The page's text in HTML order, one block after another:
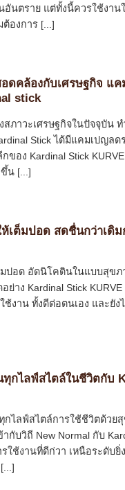
นอันตราย แต่ทั้งนี้ควรใช้งา
องการ [...]
ดคล้องกับเศรษฐกิจ แ
stick
สภาวะเศรษฐกิจในปัจจุบัน
Stick ได้มีแคมเปญล
ของ Kardinal Stick
น [...]
เต็มปอด สดชื่นกว่าเดิ
มปอด อัดนิโคตินในแบบสุขภ
ย่าง Kardinal Stick
ช้งาน ทั้งดีต่อตนเอง และยั
กไลฟ์สไตล์ในชีวิตกับ
กไลฟ์สไตล์การใช้ชีวิตด้วย
ากับวิถี New Normal กับ
ใช้งานที่ดีก่วา เหนือระดับยิ่